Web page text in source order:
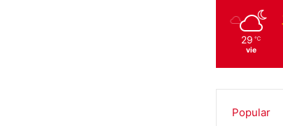
29 ℃
vie
Popular